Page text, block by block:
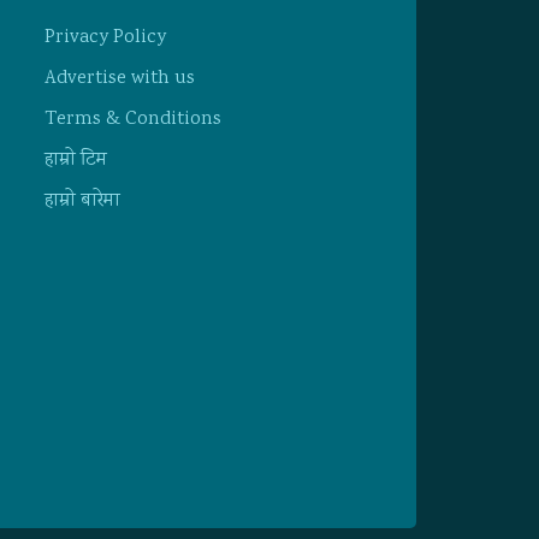
Privacy Policy
Advertise with us
Terms & Conditions
हाम्राे टिम
हाम्राे बारेमा